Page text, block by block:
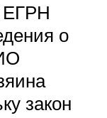
ЕГРН
о
закон